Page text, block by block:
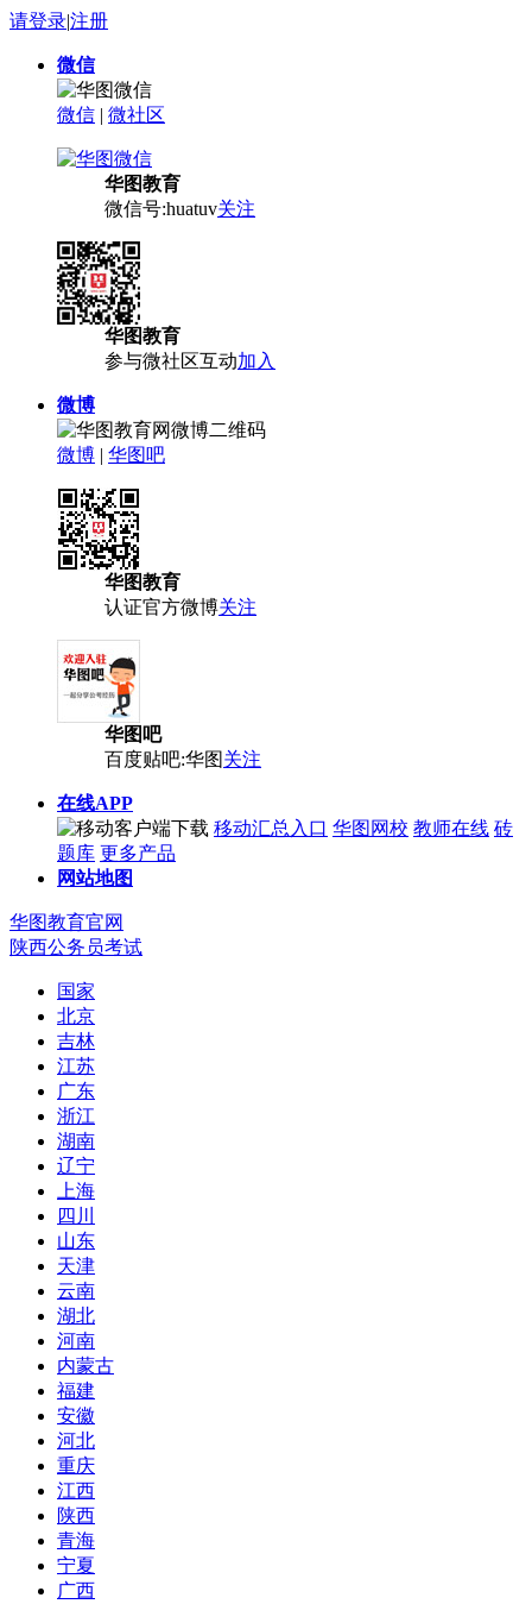
请登录|注册
微信
微信 | 微社区
华图教育
微信号:huatuv关注
华图教育
参与微社区互动加入
微博
微博 | 华图吧
华图教育
认证官方微博关注
华图吧
百度贴吧:华图关注
在线APP
移动汇总入口 华图网校 教师在线 砖
题库 更多产品
网站地图
华图教育官网
陕西公务员考试
国家
北京
吉林
江苏
广东
浙江
湖南
辽宁
上海
四川
山东
天津
云南
湖北
河南
内蒙古
福建
安徽
河北
重庆
江西
陕西
青海
宁夏
广西